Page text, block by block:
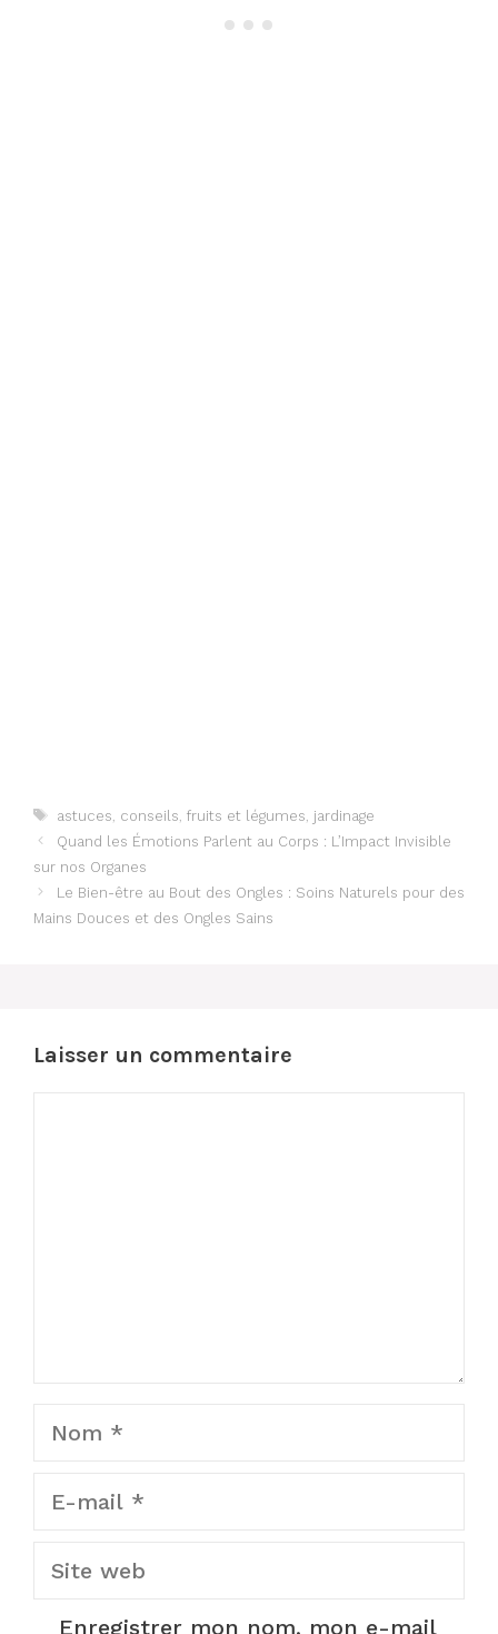
Étiquettes
astuces conseils fruits et légumes jardinage
Quand les Émotions Parlent au Corps : L’Impact Invisible
sur nos Organes
Le Bien-être au Bout des Ongles : Soins Naturels pour des
Mains Douces et des Ongles Sains
Laisser un commentaire
Site
Enregistrer mon nom, mon e-mail